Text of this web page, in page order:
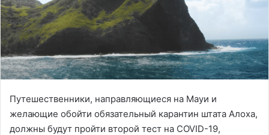
Путешественники, направляющиеся на Мауи и
желающие обойти обязательный карантин штата Алоха,
должны будут пройти второй тест на COVID-19,